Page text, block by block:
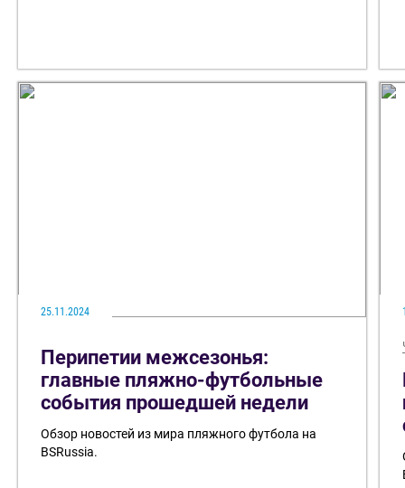
25.11.2024
Перипетии межсезонья:
главные пляжно-футбольные
события прошедшей недели
Обзор новостей из мира пляжного футбола на
BSRussia.